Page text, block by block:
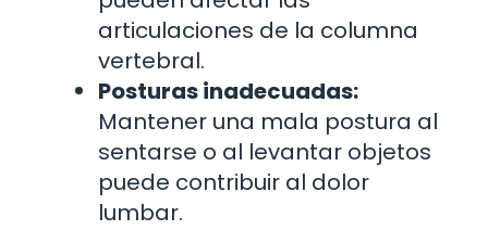
articulaciones de la columna
vertebral.
Posturas inadecuadas:
Mantener una mala postura al
sentarse o al levantar objetos
puede contribuir al dolor
lumbar.